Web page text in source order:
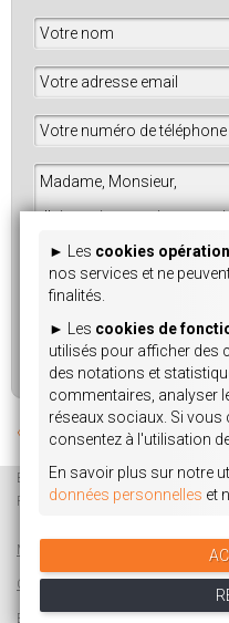
*: champs obligatoires
« Retour à la liste des annonces
BUREAUXONLINE PARISVENTE
PARISESTIMATION GESTION
Mentions Légales
Gestion des cookies Médiation
Estimer mon appart Carte des
► Les cookies
nos services et ne
finalités.
► Les cookies de
utilisés pour afficher des
des notations et
commentaires, analyser
réseaux sociaux. Si vous
consentez à l'utilisation
En savoir plus sur notre
données personnelles et